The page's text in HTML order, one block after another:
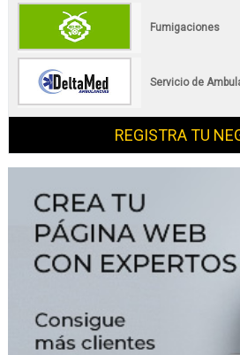
Fumigaciones
Servicio de
REGISTRA TU